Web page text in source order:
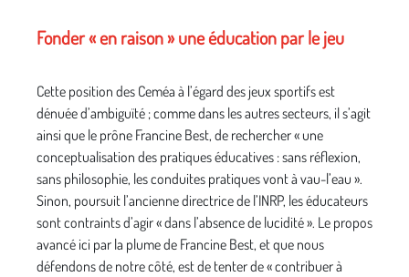
Fonder « en raison » une éducation par le jeu
Cette position des Ceméa à l’égard des jeux sportifs est
dénuée d’ambiguïté ; comme dans les autres secteurs, il s’agit
ainsi que le prône Francine Best, de rechercher « une
conceptualisation des pratiques éducatives : sans réflexion,
sans philosophie, les conduites pratiques vont à vau-l’eau ».
Sinon, poursuit l’ancienne directrice de l’INRP, les éducateurs
sont contraints d’agir « dans l’absence de lucidité ». Le propos
avancé ici par la plume de Francine Best, et que nous
défendons de notre côté, est de tenter de « contribuer à